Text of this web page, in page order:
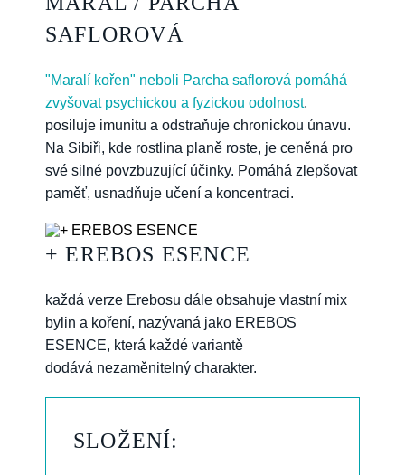
SAFLOROVÁ
"Maralí kořen" neboli Parcha saflorová pomáhá
zvyšovat psychickou a fyzickou odolnost,
posiluje imunitu a odstraňuje chronickou únavu.
Na Sibiři, kde rostlina planě roste, je ceněná pro
své silné povzbuzující účinky. Pomáhá zlepšovat
paměť, usnadňuje učení a koncentraci.
+ EREBOS ESENCE
každá verze Erebosu dále obsahuje vlastní mix
bylin a koření, nazývaná jako EREBOS
ESENCE, která každé variantě
dodává nezaměnitelný charakter.
SLOŽENÍ: